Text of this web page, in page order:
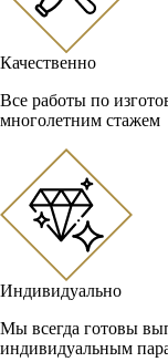
Качественно
Все работы по
многолетним стажем
Индивидуально
Мы всегда готовы
индивидуальным